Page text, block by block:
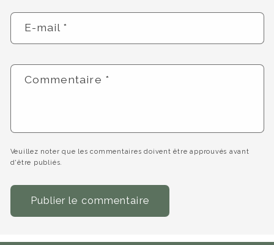
E-mail *
Commentaire *
Veuillez noter que les commentaires doivent être approuvés avant
d'être publiés.